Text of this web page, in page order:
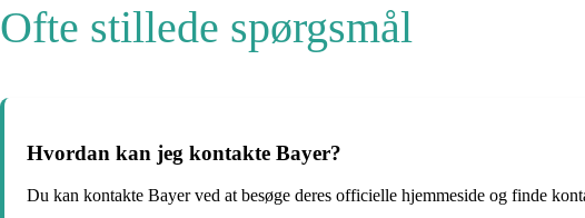
Ofte stillede spørgsmål
Hvordan kan jeg kontakte Bayer?
Du kan kontakte Bayer ved at besøge deres officielle hjemmeside og finde